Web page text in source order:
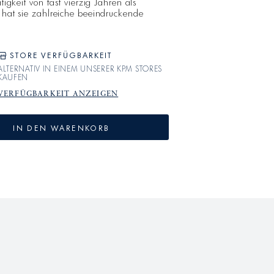
sie zahlreiche beeindruckende
BÄR Vase zeugt von ihrem
einzigartigen Stil. Diese Vase ist
STORE VERFÜGBARKEIT
IN EINEM UNSERER KPM STORES
ANZEIGEN
IN DEN WARENKORB